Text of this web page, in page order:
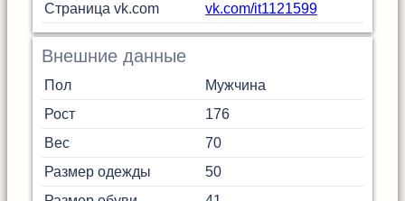
Страница vk.com vk.com/it1121599
Внешние данные
Пол
Мужчина
Рост
176
Вес
70
Размер одежды
50